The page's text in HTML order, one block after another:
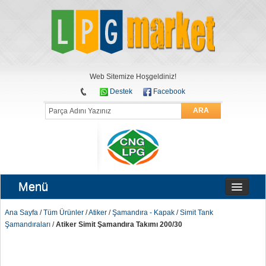
Web Sitemize Hoşgeldiniz!
Destek
Facebook
ARA
Menü
Ana Sayfa /Tüm Ürünler /Atiker /Şamandıra - Kapak /Simit Tank
Şamandıraları /Atiker Simit Şamandıra Takımı 200/30